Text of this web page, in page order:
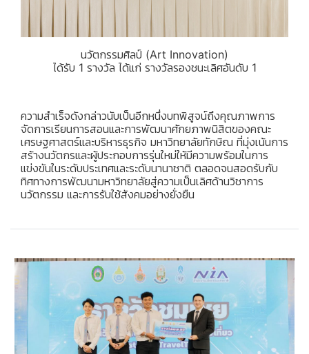
นวัตกรรมศิลป์ (Art Innovation)
ได้รับ 1 รางวัล ได้แก่ รางวัลรองชนะเลิศอันดับ 1
ความสำเร็จดังกล่าวนับเป็นอีกหนึ่งบทพิสูจน์ถึงคุณภาพการ
จัดการเรียนการสอนและการพัฒนาศักยภาพนิสิตของคณะ
เศรษฐศาสตร์และบริหารธุรกิจ มหาวิทยาลัยทักษิณ ที่มุ่งเน้นการ
สร้างนวัตกรและผู้ประกอบการรุ่นใหม่ให้มีความพร้อมในการ
แข่งขันในระดับประเทศและระดับนานาชาติ ตลอดจนสอดรับกับ
ทิศทางการพัฒนามหาวิทยาลัยสู่ความเป็นเลิศด้านวิชาการ
นวัตกรรม และการรับใช้สังคมอย่างยั่งยืน